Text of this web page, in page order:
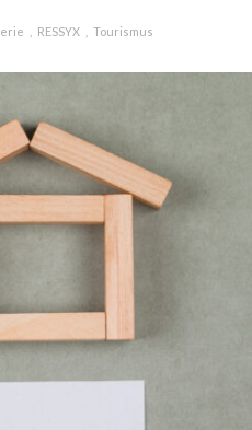
RESSYX Tourismus
zu
für
veröffentlicht vor